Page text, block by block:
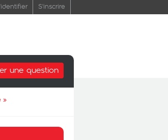
S'inscrire
une question
»